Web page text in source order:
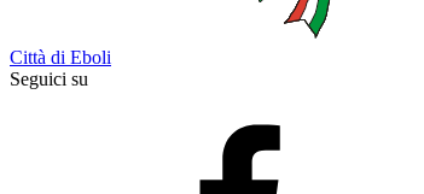
Città di Eboli
Seguici su